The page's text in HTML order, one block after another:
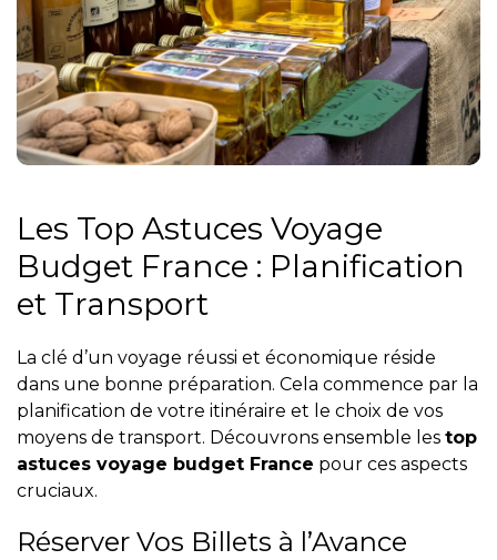
Les Top Astuces Voyage
Budget France : Planification
et Transport
La clé d’un voyage réussi et économique réside
dans une bonne préparation. Cela commence par la
planification de votre itinéraire et le choix de vos
moyens de transport. Découvrons ensemble les top
astuces voyage budget France pour ces aspects
cruciaux.
Réserver Vos Billets à l’Avance